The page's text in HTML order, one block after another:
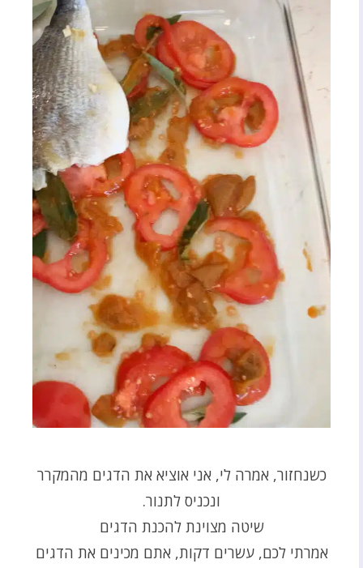
כשנחזור, אמרה לי, אני אוציא את הדגים מהמקרר
ונכניס לתנור.
שיטה מצוינת להכנת הדגים
אמרתי לכם, עשרים דקות, אתם מכינים את הדגים